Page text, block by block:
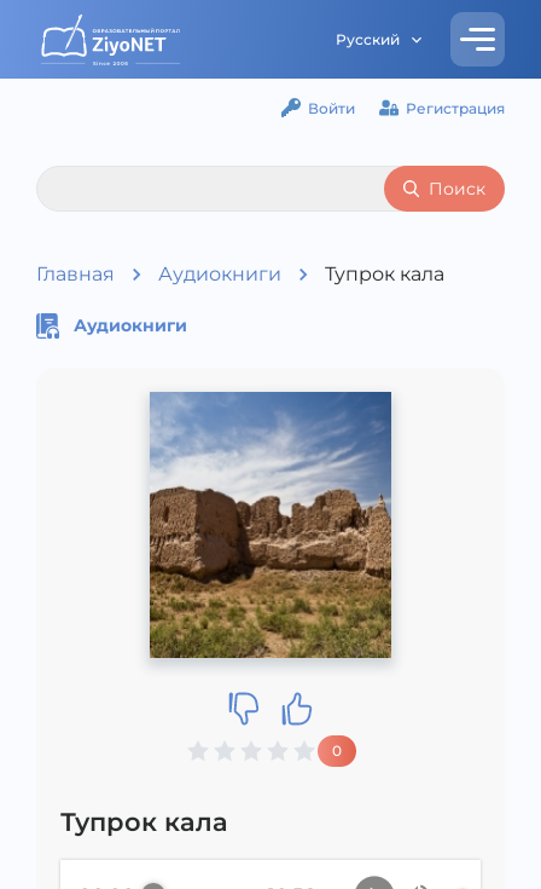
Русский
Войти Регистрация
Поиск
Главная Аудиокниги Тупрок кала
Аудиокниги
0
Тупрок кала